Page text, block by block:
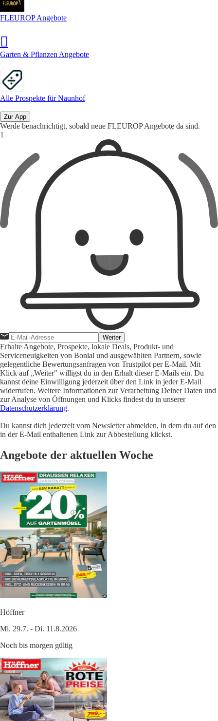
FLEUROP Angebote
Garten & Pflanzen Angebote
Alle Prospekte für Naunhof
Zur App
Werde benachrichtigt, sobald neue FLEUROP Angebote da sind.
Weiter
Erhalte Angebote, Prospekte, lokale Deals, Produkt- und
Serviceneuigkeiten von Bonial und ausgewählten Partnern, sowie
gelegentliche Bewertungsanfragen von Trustpilot per E-Mail. Mit
Klick auf „Weiter" willigst du in den Erhalt dieser E-Mails ein. Du
kannst deine Einwilligung jederzeit über den Link in jeder E-Mail
widerrufen. Weitere Informationen zur Verarbeitung Deiner Daten und
zur Analyse von Öffnungen und Klicks findest du in unserer
Datenschutzerklärung.
Du kannst dich jederzeit vom Newsletter abmelden, in dem du auf den
in der E-Mail enthaltenen Link zur Abbestellung klickst.
Angebote der aktuellen Woche
Höffner
Mi. 29.7. - Di. 11.8.2026
Noch bis morgen gültig